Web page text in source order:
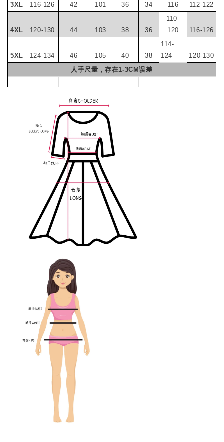
3XL 116-126 42 101 36 34 116 112-122
4XL 120-130 44 103 38 36
110-
120
116-126
5XL 124-134 46 105 40 38
114-
124
120-130
人手尺量，存在1-3CM误差